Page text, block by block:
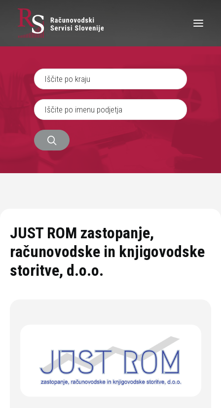
IŠČEM RAČUNOVODJO
SEM RAČUNOVODJA
ZAPOSLITEV
JUST ROM zastopanje,
računovodske in knjigovodske
storitve, d.o.o.